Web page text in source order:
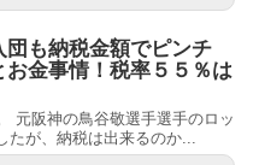
団も納税金額でピンチ
お金事情！税率５５％は
元阪神の鳥谷敬選手選手のロッ
たが、納税は出来るのか...